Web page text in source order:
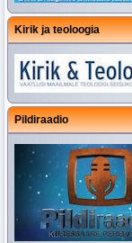
Kirik ja teoloogia
Pildiraadio